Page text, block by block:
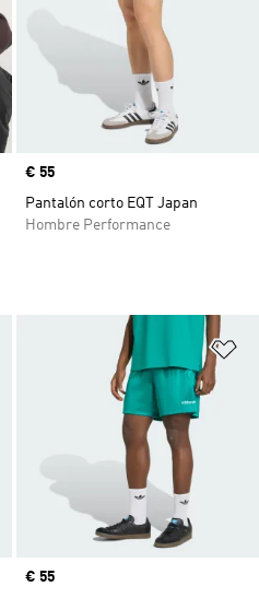
Precio
€ 55
Pantalón corto EQT Japan
Hombre Performance
Añadir a la lista de deseos
Precio
€ 55